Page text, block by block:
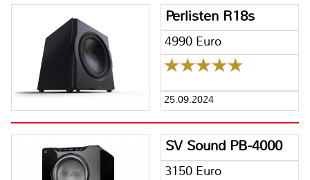
Perlisten R18s
4990 Euro
25.09.2024
SV Sound PB-4000
3150 Euro